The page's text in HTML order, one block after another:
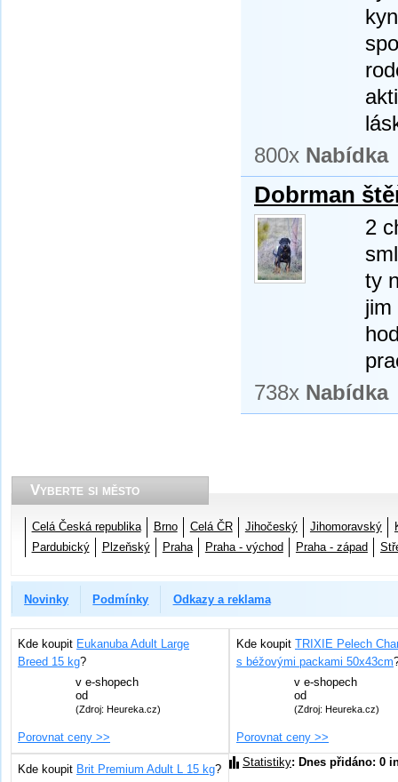
800x Nabídka
Dobrman
2
ty
jim
738x Nabídka
Vyberte si město
Celá Česká republika Brno Celá ČR Jihočeský Jihomoravský
Pardubický
Plzeňský Praha Praha - východ Praha - západ
Novinky Podmínky Odkazy a reklama
Kde koupit Eukanuba Adult Large
Breed 15 kg?
v e-shopech
od
(Zdroj: Heureka.cz)
Porovnat ceny >>
Kde koupit TRIXIE Pelech
s béžovými packami 50x43cm
v e-shopech
od
(Zdroj: Heureka.cz)
Porovnat ceny >>
Kde koupit Brit Premium Adult L 15 kg?
Statistiky: Dnes přidáno: 0